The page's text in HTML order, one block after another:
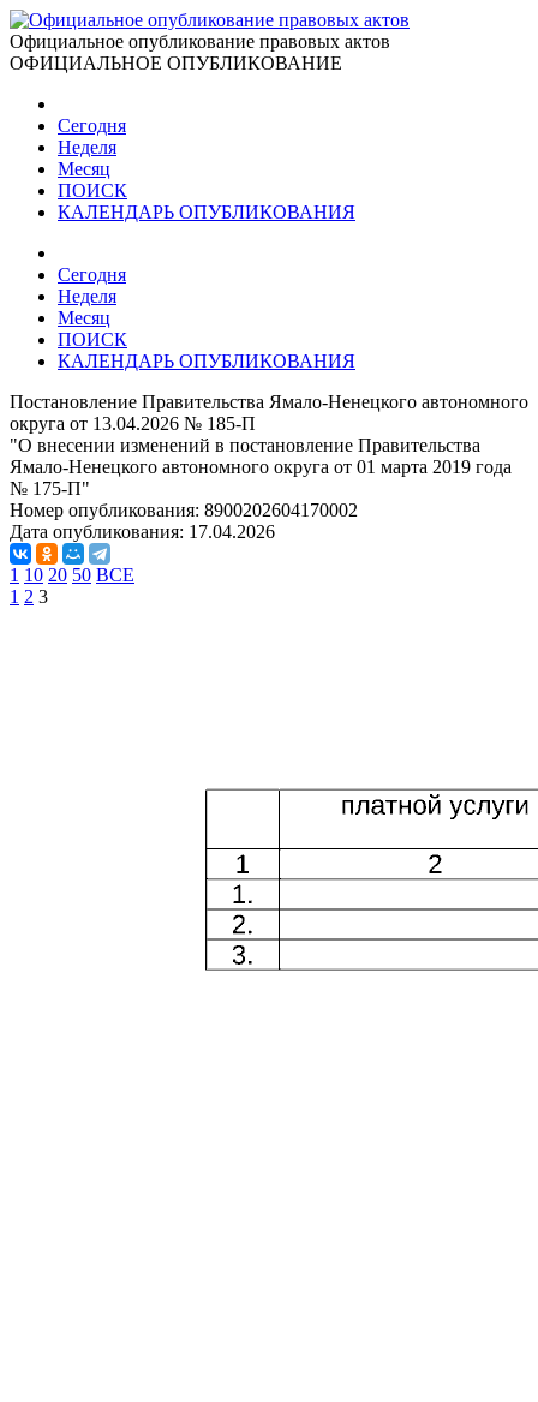
Официальное опубликование правовых актов
ОФИЦИАЛЬНОЕ ОПУБЛИКОВАНИЕ
Сегодня
Неделя
Месяц
ПОИСК
КАЛЕНДАРЬ ОПУБЛИКОВАНИЯ
Сегодня
Неделя
Месяц
ПОИСК
КАЛЕНДАРЬ ОПУБЛИКОВАНИЯ
Постановление Правительства Ямало-Ненецкого автономного
округа от 13.04.2026 № 185-П
"О внесении изменений в постановление Правительства
Ямало-Ненецкого автономного округа от 01 марта 2019 года
№ 175-П"
Номер опубликования: 8900202604170002
Дата опубликования: 17.04.2026
1 10 20 50 ВСЕ
1 2 3